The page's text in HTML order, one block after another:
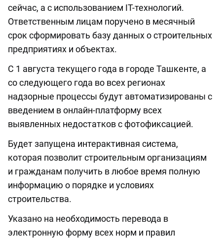
сейчас, а с использованием IT-технологий.
Ответственным лицам поручено в месячный
срок сформировать базу данных о строительных
предприятиях и объектах.
С 1 августа текущего года в городе Ташкенте, а
со следующего года во всех регионах
надзорные процессы будут автоматизированы с
введением в онлайн-платформу всех
выявленных недостатков с фотофиксацией.
Будет запущена интерактивная система,
которая позволит строительным организациям
и гражданам получить в любое время полную
информацию о порядке и условиях
строительства.
Указано на необходимость перевода в
электронную форму всех норм и правил